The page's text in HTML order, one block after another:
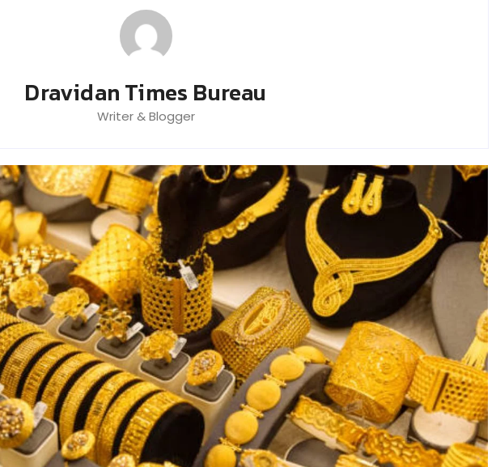
Dravidan Times Bureau
Writer & Blogger